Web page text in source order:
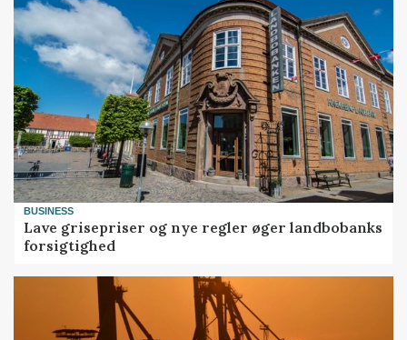
BUSINESS
Lave grisepriser og nye regler øger landbobanks
forsigtighed